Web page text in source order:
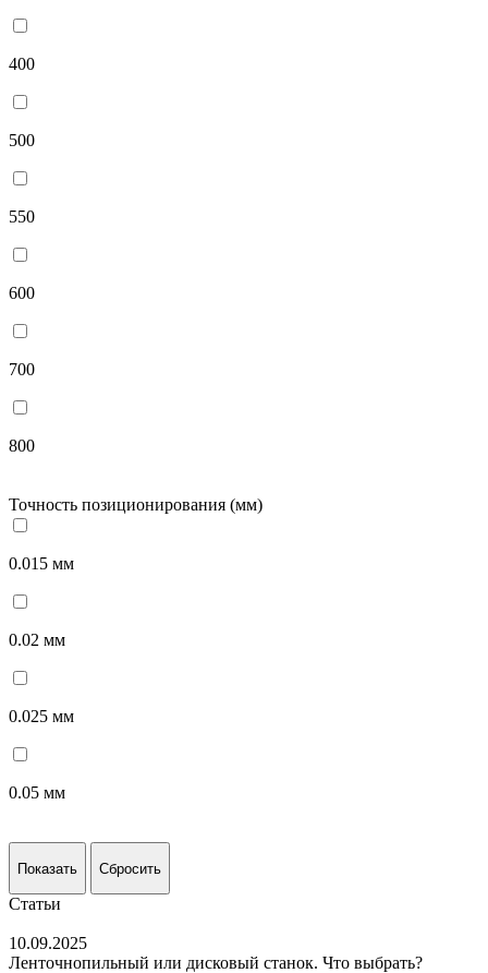
400
500
550
600
700
800
Точность позиционирования (мм)
0.015 мм
0.02 мм
0.025 мм
0.05 мм
Показать Сбросить
Статьи
10.09.2025
Ленточнопильный или дисковый станок. Что выбрать?